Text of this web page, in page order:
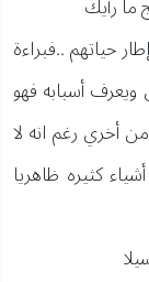
ما رأيك
حياتهم ..فبراءة
أسبابه فهو
أخري رغم انه لا
كثيره ظاهريا